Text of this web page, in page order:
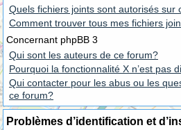
Quels fichiers joints sont autorisés sur
Comment trouver tous mes fichiers
Concernant phpBB 3
Qui sont les auteurs de ce forum?
Pourquoi la fonctionnalité X n’est pas
Qui contacter pour les abus ou les
ce forum?
Problèmes d’identification et